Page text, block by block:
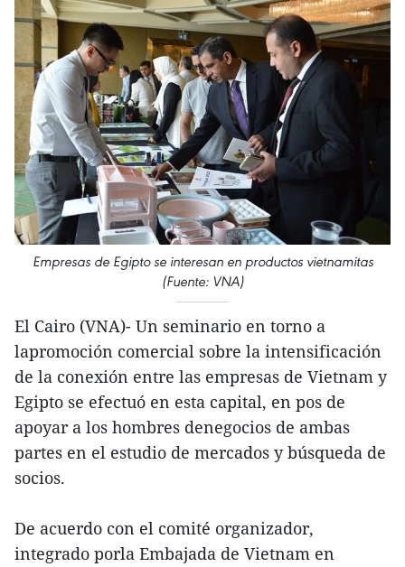
Empresas de Egipto se interesan en productos vietnamitas
(Fuente: VNA)
El Cairo (VNA)- Un seminario en torno a
lapromoción comercial sobre la intensificación
de la conexión entre las empresas de Vietnam y
Egipto se efectuó en esta capital, en pos de
apoyar a los hombres denegocios de ambas
partes en el estudio de mercados y búsqueda de
socios.
De acuerdo con el comité organizador,
integrado porla Embajada de Vietnam en